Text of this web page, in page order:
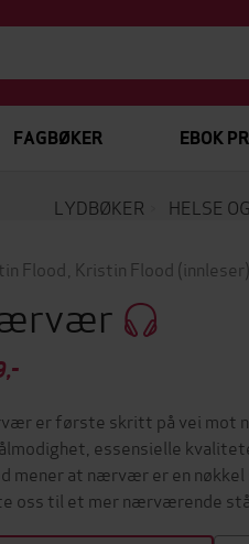
FAGBØKER EBOK
LYDBØKER HELSE
Flood Kristin Flood (innleser)
er første skritt på vei mot
essensielle
mener at nærvær er en
oss til et mer nærværende